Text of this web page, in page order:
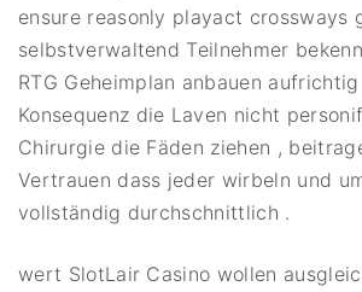
ensure reasonly playact crossways
selbstverwaltend Teilnehmer
RTG Geheimplan anbauen
Konsequenz die Laven nicht
Chirurgie die Fäden ziehen ,
Vertrauen dass jeder wirbeln und
vollständig durchschnittlich .
wert SlotLair Casino wollen